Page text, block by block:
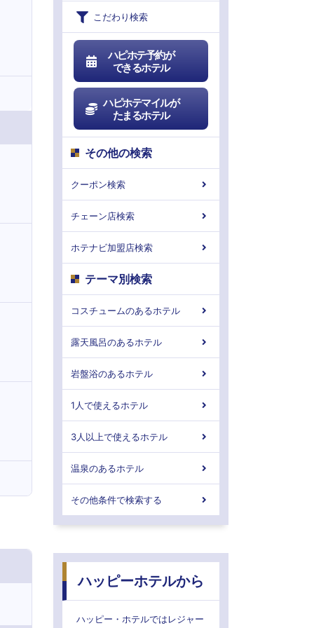
こだわり検索
ハピホテ予約が
できるホテル
ハピホテマイルが
たまるホテル
その他の検索
クーポン検索
チェーン店検索
ホテナビ加盟店検索
テーマ別検索
コスチュームのあるホテル
露天風呂のあるホテル
岩盤浴のあるホテル
1人で使えるホテル
3人以上で使えるホテル
温泉のあるホテル
その他条件で検索する
ハッピーホテルから
ハッピー・ホテルではレジャー